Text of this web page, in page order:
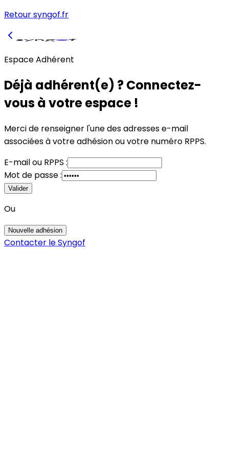
Retour syngof.fr
Espace Adhérent
Déjà adhérent(e) ? Connectez-
vous à votre espace !
Merci de renseigner l'une des adresses e-mail
associées à votre adhésionouvotre numéro RPPS.
E-mailou RPPS :
Mot de passe :
Valider
Ou
Nouvelle adhésion
Contacter le Syngof